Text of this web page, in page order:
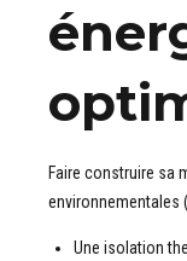
Faire construire sa
environnementales
Une isolation